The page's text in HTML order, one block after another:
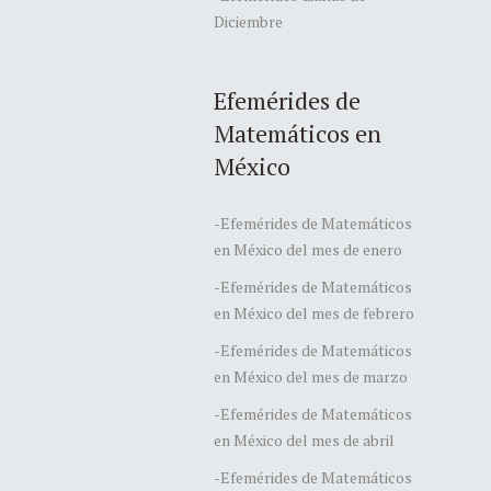
Diciembre
Efemérides de
Matemáticos en
México
-Efemérides de Matemáticos
en México del mes de enero
-Efemérides de Matemáticos
en México del mes de febrero
-Efemérides de Matemáticos
en México del mes de marzo
-Efemérides de Matemáticos
en México del mes de abril
-Efemérides de Matemáticos